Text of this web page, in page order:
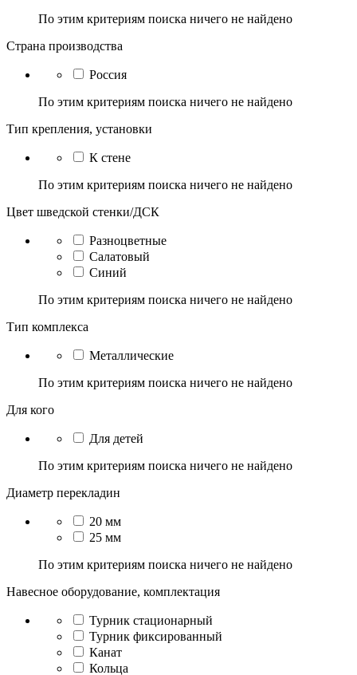
По этим критериям поиска ничего не найдено
Страна производства
Россия
По этим критериям поиска ничего не найдено
Тип крепления, установки
К стене
По этим критериям поиска ничего не найдено
Цвет шведской стенки/ДСК
Разноцветные
Салатовый
Синий
По этим критериям поиска ничего не найдено
Тип комплекса
Металлические
По этим критериям поиска ничего не найдено
Для кого
Для детей
По этим критериям поиска ничего не найдено
Диаметр перекладин
20 мм
25 мм
По этим критериям поиска ничего не найдено
Навесное оборудование, комплектация
Турник стационарный
Турник фиксированный
Канат
Кольца